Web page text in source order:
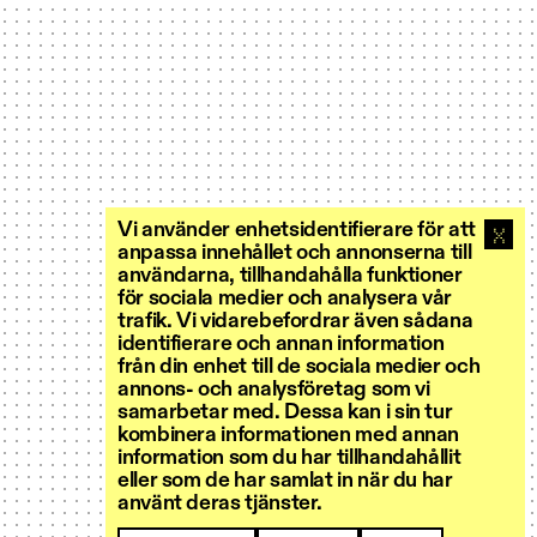
Vi använder enhetsidentifierare för att
anpassa innehållet och annonserna till
användarna, tillhandahålla funktioner
för sociala medier och analysera vår
trafik. Vi vidarebefordrar även sådana
identifierare och annan information
från din enhet till de sociala medier och
annons- och analysföretag som vi
samarbetar med. Dessa kan i sin tur
kombinera informationen med annan
information som du har tillhandahållit
eller som de har samlat in när du har
använt deras tjänster.